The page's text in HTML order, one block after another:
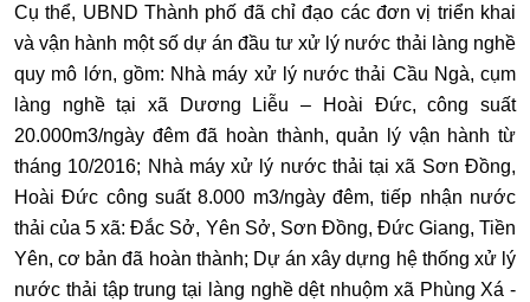
Cụ thể, UBND Thành phố đã chỉ đạo các đơn vị triển khai
và vận hành một số dự án đầu tư xử lý nước thải làng nghề
quy mô lớn, gồm: Nhà máy xử lý nước thải Cầu Ngà, cụm
làng nghề tại xã Dương Liễu – Hoài Đức, công suất
20.000m3/ngày đêm đã hoàn thành, quản lý vận hành từ
tháng 10/2016; Nhà máy xử lý nước thải tại xã Sơn Đồng,
Hoài Đức công suất 8.000 m3/ngày đêm, tiếp nhận nước
thải của 5 xã: Đắc Sở, Yên Sở, Sơn Đồng, Đức Giang, Tiền
Yên, cơ bản đã hoàn thành; Dự án xây dựng hệ thống xử lý
nước thải tập trung tại làng nghề dệt nhuộm xã Phùng Xá -